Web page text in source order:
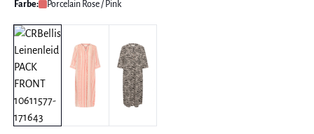
Farbe: Porcelain Rose / Pink